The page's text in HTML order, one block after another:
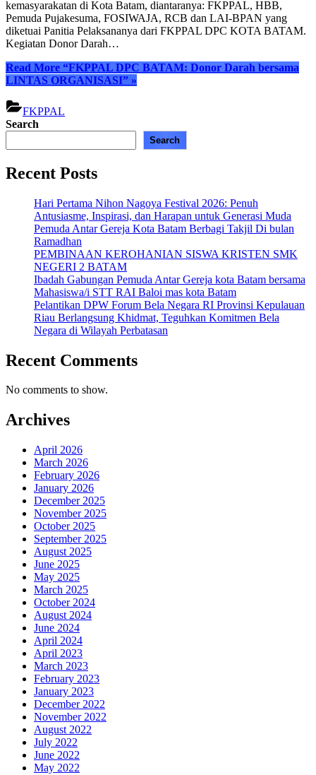
kemasyarakatan di Kota Batam, diantaranya: FKPPAL, HBB,
Pemuda Pujakesuma, FOSIWAJA, RCB dan LAI-BPAN yang
diketuai Panitia Pelaksananya dari FKPPAL DPC KOTA BATAM.
Kegiatan Donor Darah…
Read More “FKPPAL DPC BATAM: Donor Darah bersama
LINTAS ORGANISASI” »
FKPPAL
Search
Search
Recent Posts
Hari Pertama Nihon Nagoya Festival 2026: Penuh
Antusiasme, Inspirasi, dan Harapan untuk Generasi Muda
Pemuda Antar Gereja Kota Batam Berbagi Takjil Di bulan
Ramadhan
PEMBINAAN KEROHANIAN SISWA KRISTEN SMK
NEGERI 2 BATAM
Ibadah Gabungan Pemuda Antar Gereja kota Batam bersama
Mahasiswa/i STT RAI Baloi mas kota Batam
Pelantikan DPW Forum Bela Negara RI Provinsi Kepulauan
Riau Berlangsung Khidmat, Teguhkan Komitmen Bela
Negara di Wilayah Perbatasan
Recent Comments
No comments to show.
Archives
April 2026
March 2026
February 2026
January 2026
December 2025
November 2025
October 2025
September 2025
August 2025
June 2025
May 2025
March 2025
October 2024
August 2024
June 2024
April 2024
April 2023
March 2023
February 2023
January 2023
December 2022
November 2022
August 2022
July 2022
June 2022
May 2022